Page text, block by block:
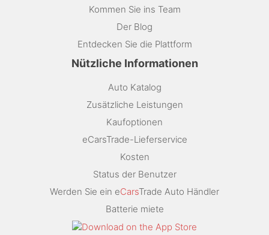
Kommen Sie ins Team
Der Blog
Entdecken Sie die Plattform
Nützliche Informationen
Auto Katalog
Zusätzliche Leistungen
Kaufoptionen
eCarsTrade-Lieferservice
Kosten
Status der Benutzer
Werden Sie ein eCarsTrade Auto Händler
Batterie miete